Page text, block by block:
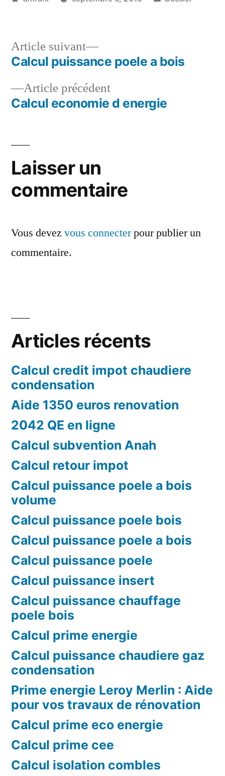
Navigation
deArticle précédentArticle
précédent :
Calcul economie d energie
Article suivant
Article
suivant :
Calcul puissance poele a bois
Laisser un
commentaire
Vous devez vous connecterpour publier un
commentaire.
Articles récents
Calcul credit impot chaudiere
condensation
Aide 1350 euros renovation
2042 QE en ligne
Calcul subvention Anah
Calcul retour impot
Calcul puissance poele a bois
volume
Calcul puissance poele bois
Calcul puissance poele a bois
Calcul puissance poele
Calcul puissance insert
Calcul puissance chauffage
poele bois
Calcul prime energie
Calcul puissance chaudiere gaz
condensation
Prime energie Leroy Merlin : Aide
pour vos travaux de rénovation
Calcul prime eco energie
Calcul prime cee
Calcul isolation combles